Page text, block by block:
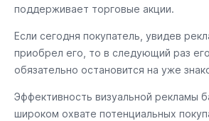
поддерживает торговые акции.
Если сегодня покупатель, увидев
приобрел его, то в следующий раз
обязательно остановится на уже
Эффективность визуальной рекламы
широком охвате потенциальных